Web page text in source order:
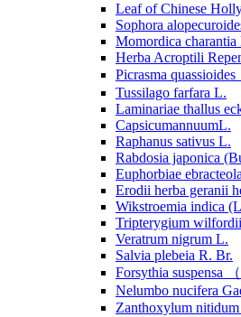
Leaf of Chinese
Sophora
Momordica charantia
Herba Acroptili
Picrasma
Tussilago farfara L.
Laminariae thallus
CapsicumannuumL.
Raphanus sativus L.
Rabdosia japonica
Euphorbiae
Erodii herba geranii
Wikstroemia indica
Tripterygium
Veratrum nigrum L.
Salvia plebeia R. Br.
Forsythia suspensa
Nelumbo nucifera
Zanthoxylum